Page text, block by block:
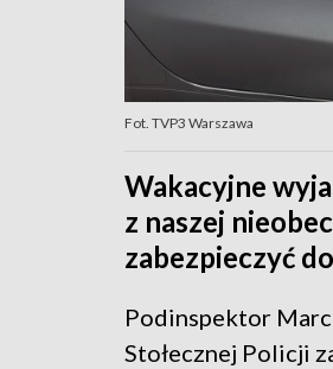
Fot. TVP3 Warszawa
Wakacyjne
z naszej
zabezpieczyć
Podinspektor
Stołecznej Policji